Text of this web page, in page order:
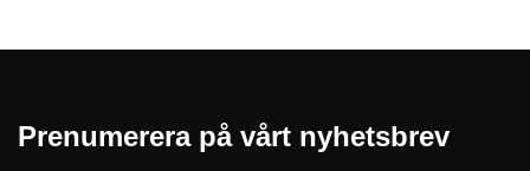
Prenumerera på vårt nyhetsbrev